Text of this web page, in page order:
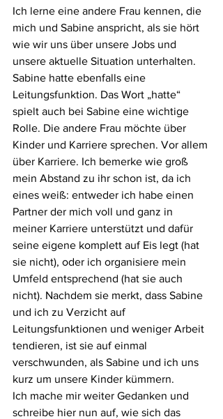
Ich lerne eine andere Frau kennen, die
mich und Sabine anspricht, als sie hört
wie wir uns über unsere Jobs und
unsere aktuelle Situation unterhalten.
Sabine hatte ebenfalls eine
Leitungsfunktion. Das Wort „hatte“
spielt auch bei Sabine eine wichtige
Rolle. Die andere Frau möchte über
Kinder und Karriere sprechen. Vor allem
über Karriere. Ich bemerke wie groß
mein Abstand zu ihr schon ist, da ich
eines weiß: entweder ich habe einen
Partner der mich voll und ganz in
meiner Karriere unterstützt und dafür
seine eigene komplett auf Eis legt (hat
sie nicht), oder ich organisiere mein
Umfeld entsprechend (hat sie auch
nicht). Nachdem sie merkt, dass Sabine
und ich zu Verzicht auf
Leitungsfunktionen und weniger Arbeit
tendieren, ist sie auf einmal
verschwunden, als Sabine und ich uns
kurz um unsere Kinder kümmern.
Ich mache mir weiter Gedanken und
schreibe hier nun auf, wie sich das